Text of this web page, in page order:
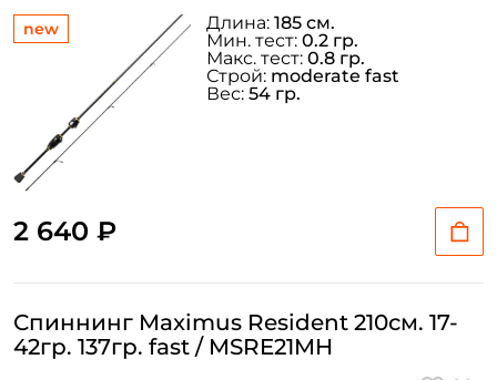
new
2 640 ₽
Длина: 185 см.
Мин. тест: 0.2 гр.
Макс. тест: 0.8 гр.
Строй: moderate fast
Вес: 54 гр.
Спиннинг Maximus Resident 210см. 17-
42гр. 137гр. fast / MSRE21MH